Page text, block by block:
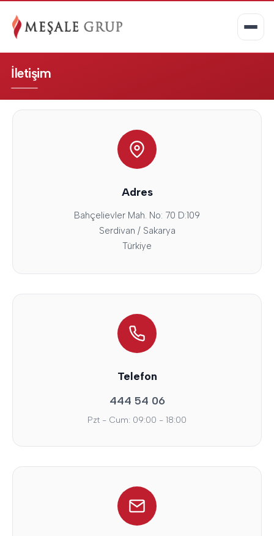
İletişim
Adres
Bahçelievler Mah. No: 70 D:109
Serdivan / Sakarya
Türkiye
Telefon
444 54 06
Pzt - Cum: 09:00 - 18:00